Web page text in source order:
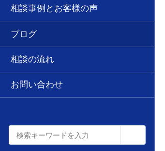
相談事例とお客様の声
ブログ
相談の流れ
お問い合わせ